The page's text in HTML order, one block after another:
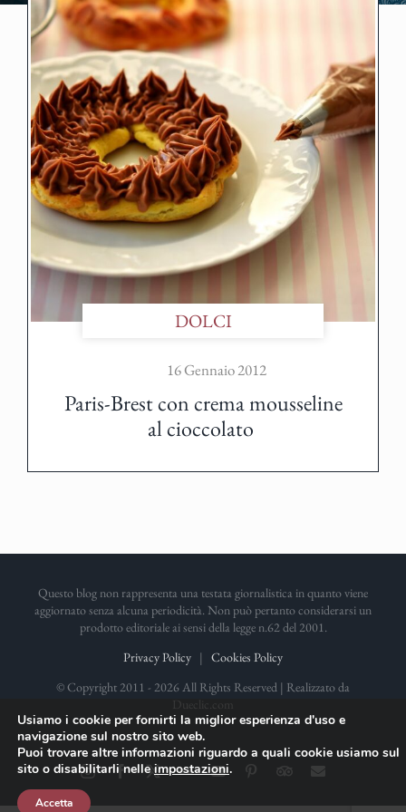
DOLCI
16 Gennaio 2012
Paris-Brest con crema mousseline
al cioccolato
Questo blog non rappresenta una testata giornalistica in quanto viene
aggiornato senza alcuna periodicità. Non può pertanto considerarsi un
prodotto editoriale ai sensi della legge n.62 del 2001.
Privacy Policy | Cookies Policy
© Copyright 2011 - 2026 All Rights Reserved | Realizzato da
Dueclic.com
InstagramFacebook
X FlickrYouTubePinterestTripAdvisor
Email
Usiamo i cookie per fornirti la miglior esperienza d'uso e
navigazione sul nostro sito web.
Puoi trovare altre informazioni riguardo a quali cookie usiamo sul
sito o disabilitarli nelleimpostazioni.
Accetta